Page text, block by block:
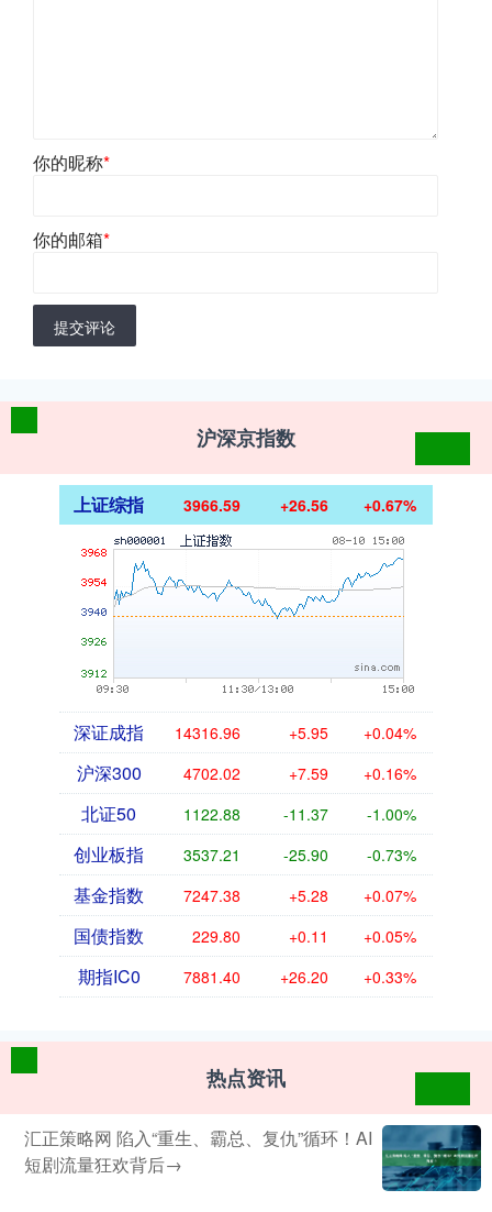
你的昵称*
你的邮箱*
提交评论
沪深京指数
上证综指 3966.59 +26.56 +0.67%
深证成指 14316.96 +5.95 +0.04%
沪深300 4702.02 +7.59 +0.16%
北证50 1122.88 -11.37 -1.00%
创业板指 3537.21 -25.90 -0.73%
基金指数 7247.38 +5.28 +0.07%
国债指数 229.80 +0.11 +0.05%
期指IC0 7881.40 +26.20 +0.33%
热点资讯
汇正策略网 陷入“重生、霸总、复仇”循环！AI
短剧流量狂欢背后→